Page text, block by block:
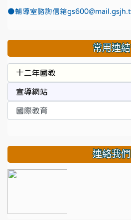
●輔導室諮詢信箱
常用連結
連絡我們